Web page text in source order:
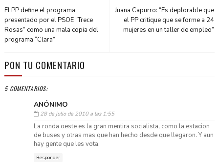
Juana Capurro: “Es deplorable que
el PP critique que se forme a 24
mujeres en un taller de empleo”
El PP define el programa
presentado por el PSOE “Trece
Rosas” como una mala copia del
programa “Clara”
PON TU COMENTARIO
5 COMENTARIOS:
ANÓNIMO
28 de julio de 2010 a las 1:55
La ronda oeste es la gran mentira socialista, como la estacion
de buses y otras mas que han hecho desde que llegaron. Y aun
hay gente que les vota.
Responder